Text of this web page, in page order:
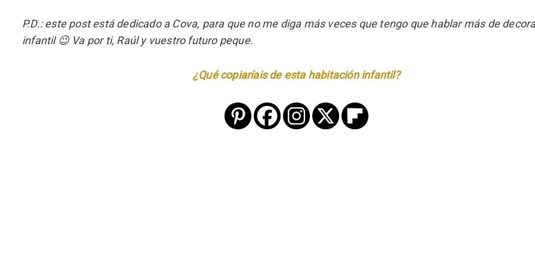
P.D.: este post está dedicado a Cova, para que no me diga más veces que tengo que hablar más de
infantil 😉 Va por ti, Raúl y vuestro futuro peque.
¿Qué copiaríais de esta habitación infantil?